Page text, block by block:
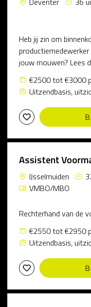
Heb jij zin om
jouw mouwen? Lees
€2500 tot €3000
Uitzendbasis,
Assistent
IJsselmuiden
VMBO/MBO
Rechterhand van de
€2550 tot €2950
Uitzendbasis,